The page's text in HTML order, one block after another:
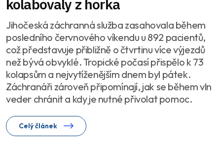
kolabovaly z horka
Jihočeská záchranná služba zasahovala během
posledního červnového víkendu u 892 pacientů,
což představuje přibližně o čtvrtinu více výjezdů
než bývá obvyklé. Tropické počasí přispělo k 73
kolapsům a nejvytíženějším dnem byl pátek.
Záchranáři zároveň připomínají, jak se během vln
veder chránit a kdy je nutné přivolat pomoc.
Celý článek